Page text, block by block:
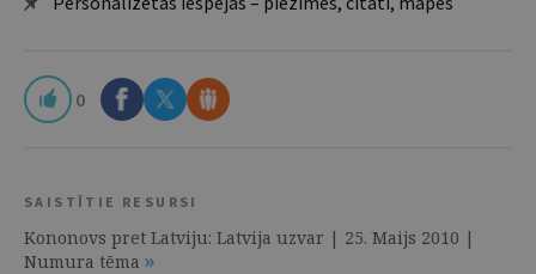
0
SAISTĪTIE RESURSI
Kononovs pret Latviju: Latvija uzvar | 25. Maijs 2010 |
Numura tēma